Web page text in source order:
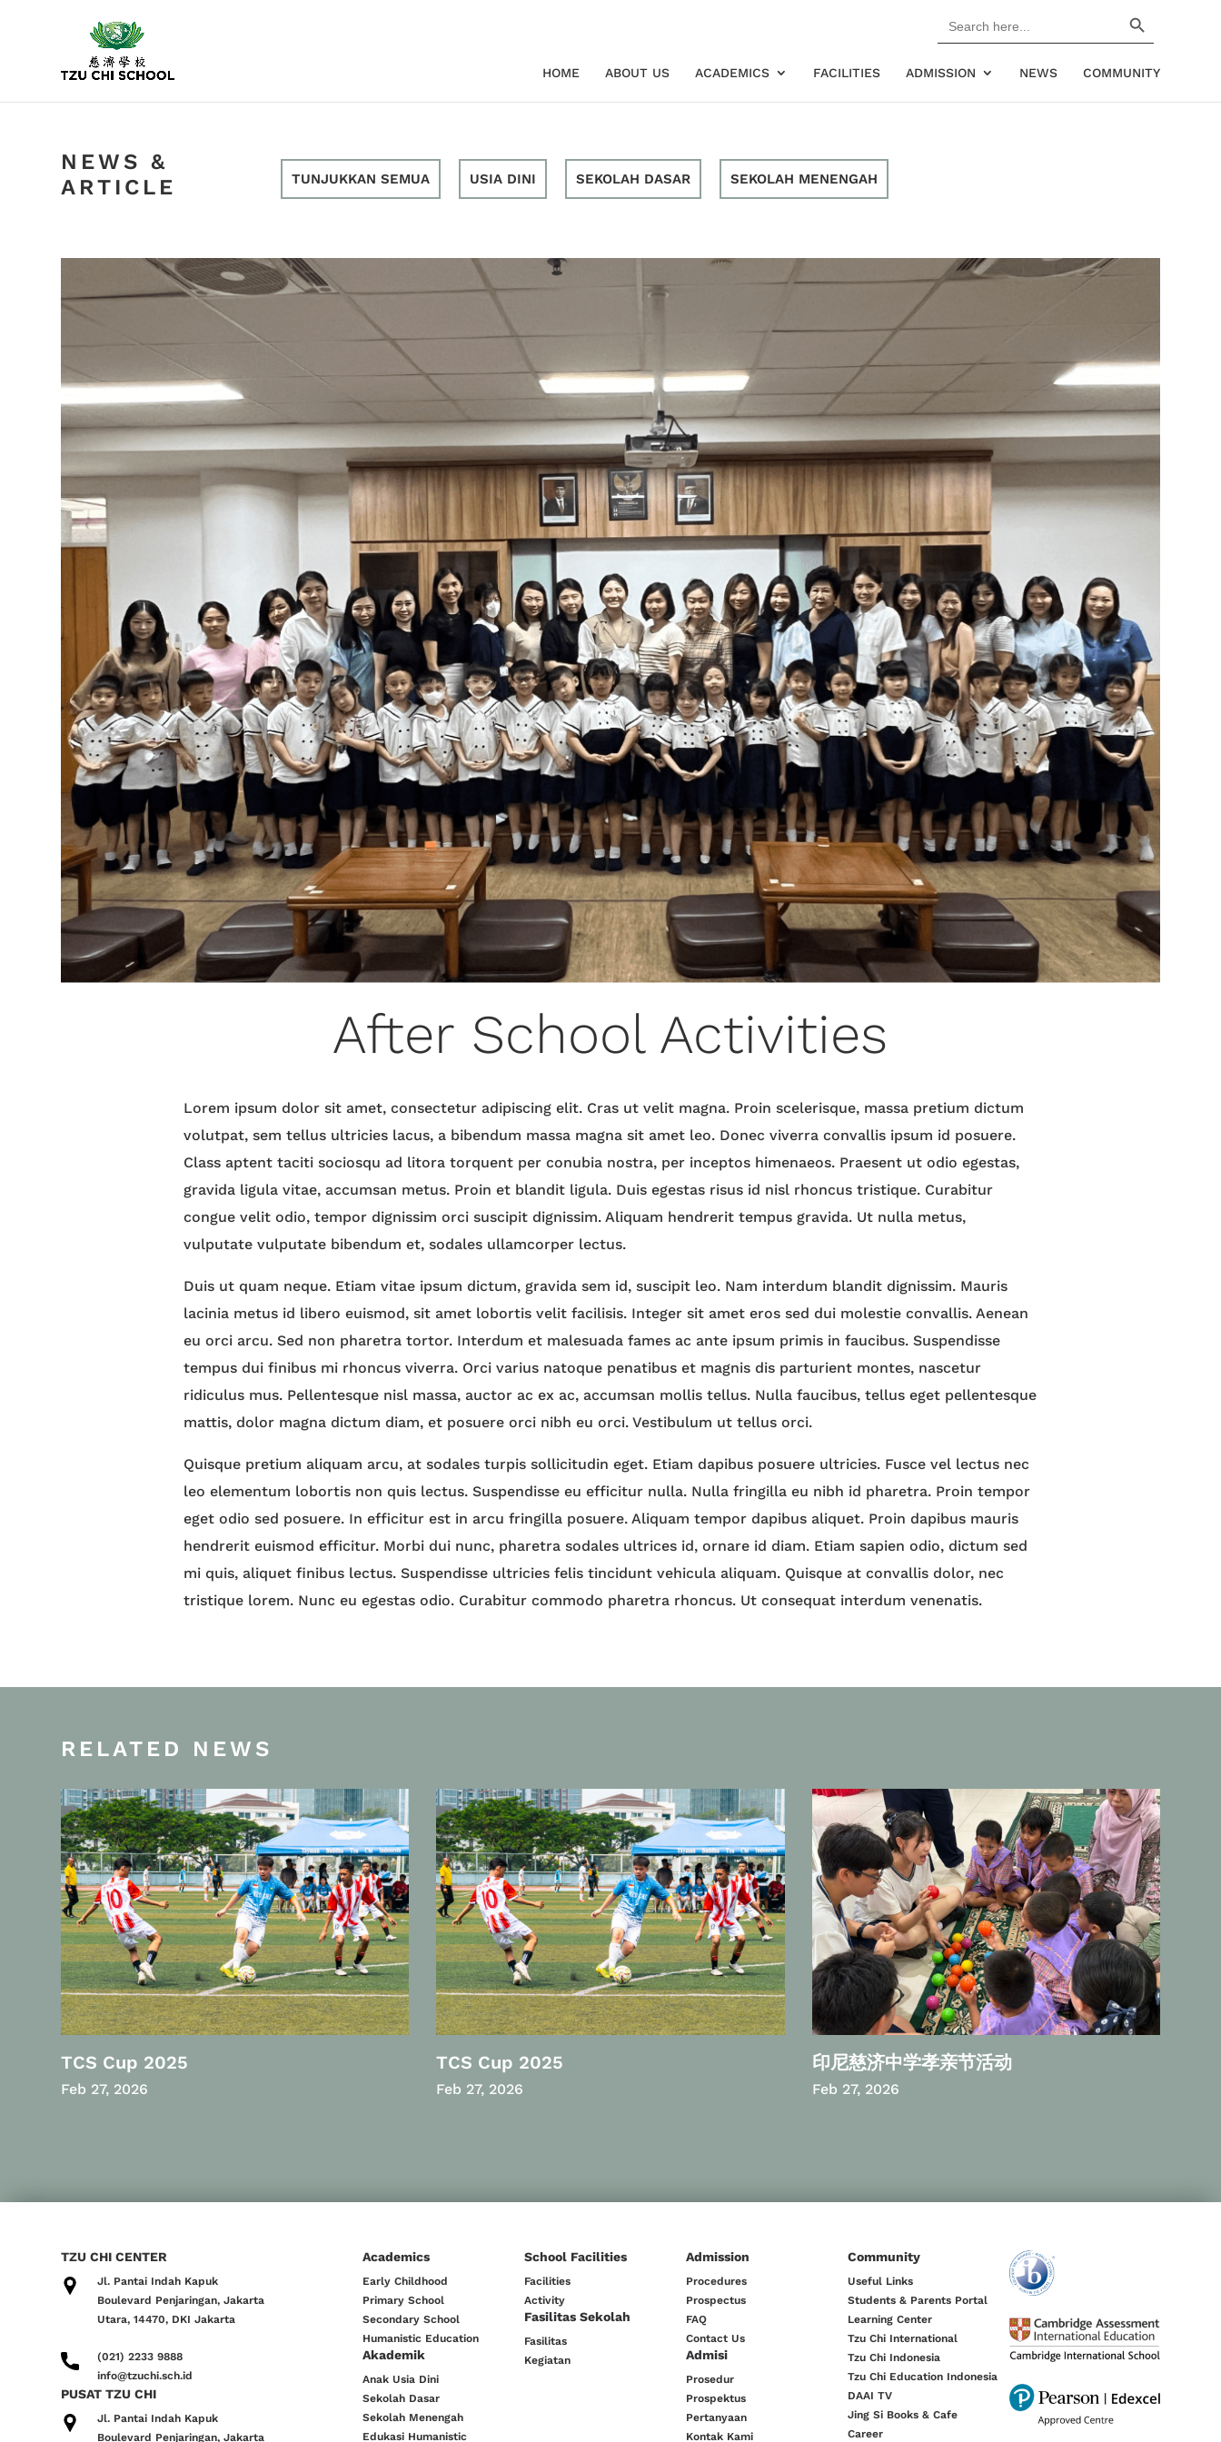
for:
HOME ABOUT US ACADEMICS FACILITIES ADMISSION NEWS COMMUNITY
NEWS &
ARTICLE
TUNJUKKAN SEMUA USIA DINI SEKOLAH DASAR SEKOLAH MENENGAH
After School Activities
Lorem ipsum dolor sit amet, consectetur adipiscing elit. Cras ut velit magna. Proin scelerisque, massa pretium dictum
volutpat, sem tellus ultricies lacus, a bibendum massa magna sit amet leo. Donec viverra convallis ipsum id posuere.
Class aptent taciti sociosqu ad litora torquent per conubia nostra, per inceptos himenaeos. Praesent ut odio egestas,
gravida ligula vitae, accumsan metus. Proin et blandit ligula. Duis egestas risus id nisl rhoncus tristique. Curabitur
congue velit odio, tempor dignissim orci suscipit dignissim. Aliquam hendrerit tempus gravida. Ut nulla metus,
vulputate vulputate bibendum et, sodales ullamcorper lectus.
Duis ut quam neque. Etiam vitae ipsum dictum, gravida sem id, suscipit leo. Nam interdum blandit dignissim. Mauris
lacinia metus id libero euismod, sit amet lobortis velit facilisis. Integer sit amet eros sed dui molestie convallis. Aenean
eu orci arcu. Sed non pharetra tortor. Interdum et malesuada fames ac ante ipsum primis in faucibus. Suspendisse
tempus dui finibus mi rhoncus viverra. Orci varius natoque penatibus et magnis dis parturient montes, nascetur
ridiculus mus. Pellentesque nisl massa, auctor ac ex ac, accumsan mollis tellus. Nulla faucibus, tellus eget pellentesque
mattis, dolor magna dictum diam, et posuere orci nibh eu orci. Vestibulum ut tellus orci.
Quisque pretium aliquam arcu, at sodales turpis sollicitudin eget. Etiam dapibus posuere ultricies. Fusce vel lectus nec
leo elementum lobortis non quis lectus. Suspendisse eu efficitur nulla. Nulla fringilla eu nibh id pharetra. Proin tempor
eget odio sed posuere. In efficitur est in arcu fringilla posuere. Aliquam tempor dapibus aliquet. Proin dapibus mauris
hendrerit euismod efficitur. Morbi dui nunc, pharetra sodales ultrices id, ornare id diam. Etiam sapien odio, dictum sed
mi quis, aliquet finibus lectus. Suspendisse ultricies felis tincidunt vehicula aliquam. Quisque at convallis dolor, nec
tristique lorem. Nunc eu egestas odio. Curabitur commodo pharetra rhoncus. Ut consequat interdum venenatis.
RELATED NEWS
TCS Cup 2025
Feb 27, 2026
TCS Cup 2025
Feb 27, 2026
印尼慈济中学孝亲节活动
Feb 27, 2026
TZU CHI CENTER
Jl. Pantai Indah Kapuk
Boulevard Penjaringan, Jakarta
Utara, 14470, DKI Jakarta
(021) 2233 9888
info@tzuchi.sch.id
PUSAT TZU CHI
Jl. Pantai Indah Kapuk
Boulevard Penjaringan, Jakarta
Academics
Early Childhood
Primary School
Secondary School
Humanistic Education
Akademik
Anak Usia Dini
Sekolah Dasar
Sekolah Menengah
Edukasi Humanistic
School Facilities
Facilities
Activity
Fasilitas Sekolah
Fasilitas
Kegiatan
Admission
Procedures
Prospectus
FAQ
Contact Us
Admisi
Prosedur
Prospektus
Pertanyaan
Kontak Kami
Community
Useful Links
Students & Parents Portal
Learning Center
Tzu Chi International
Tzu Chi Indonesia
Tzu Chi Education Indonesia
DAAI TV
Jing Si Books & Cafe
Career